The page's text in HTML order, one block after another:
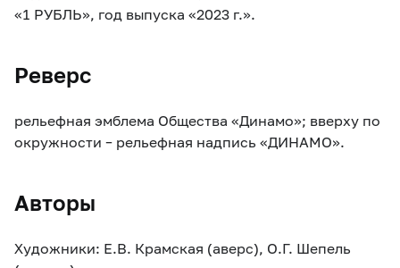
«1 РУБЛЬ», год выпуска «2023 г.».
Реверс
рельефная эмблема Общества «Динамо»; вверху по
окружности – рельефная надпись «ДИНАМО».
Авторы
Художники: Е.В. Крамская (аверс), О.Г. Шепель